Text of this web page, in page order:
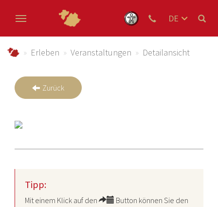
DE
schmallenberger-sauerland.de
Erleben Veranstaltungen Detailansicht
Zurück
Tipp:
Mit einem Klick auf den
Button können Sie den